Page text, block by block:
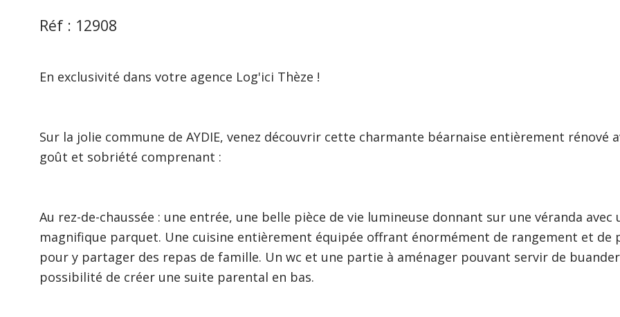
Réf : 12908
En exclusivité dans votre agence Log'ici Thèze !
Sur la jolie commune de AYDIE, venez découvrir cette charmante béarnaise entièrement rénové
goût et sobriété comprenant :
Au rez-de-chaussée : une entrée, une belle pièce de vie lumineuse donnant sur une véranda avec
magnifique parquet. Une cuisine entièrement équipée offrant énormément de rangement et de
pour y partager des repas de famille. Un wc et une partie à aménager pouvant servir de
possibilité de créer une suite parental en bas.